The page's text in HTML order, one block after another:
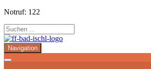
Notruf: 122
Navigation